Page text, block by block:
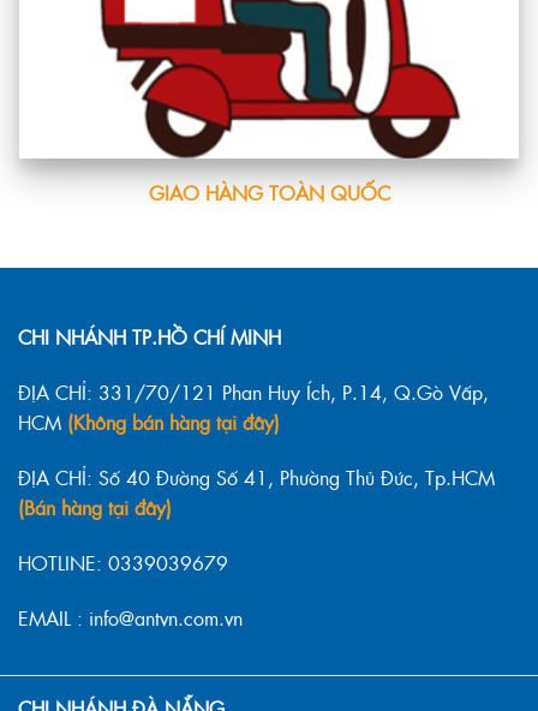
GIAO HÀNG TOÀN QUỐC
CHI NHÁNH TP.HỒ CHÍ MINH
ĐỊA CHỈ: 331/70/121 Phan Huy Ích, P.14, Q.Gò Vấp,
HCM (Không bán hàng tại đây)
ĐỊA CHỈ: Số 40 Đường Số 41, Phường Thủ Đức, Tp.HCM
(Bán hàng tại đây)
HOTLINE: 0339039679
EMAIL : info@antvn.com.vn